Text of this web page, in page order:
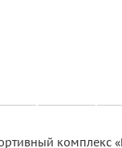
комплекс